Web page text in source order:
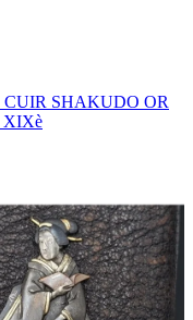
SHAKUDO OR
XIXè